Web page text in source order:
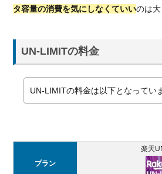
タ容量の消費を気にしなくていいのは大
UN-LIMITの料金
UN-LIMITの料金は以下となってい
プラン
楽天